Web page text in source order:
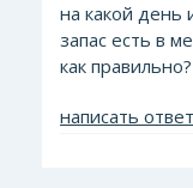
на какой день
запас есть в
как правильно?
написать ответ